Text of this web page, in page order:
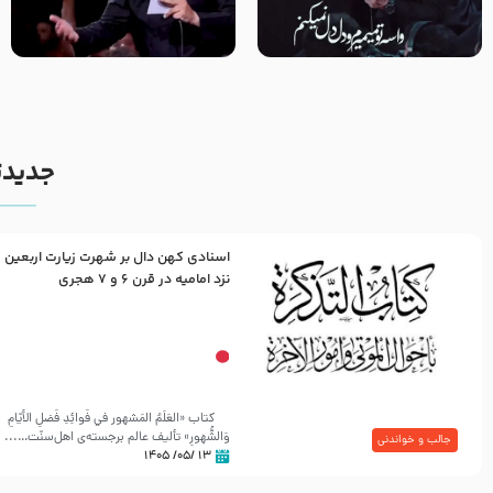
مصداق کربلا – حاج حسین سیب
شور ، حسینا! به‌ حق زهرا «أُنْظُرْ
إِلَینا» – عزاداری شب هفتم ماه
جالب و خواندنی
اسنادی کهن دال بر شهرت زیارت اربعین
نزد امامیه در قرن ۶ و ۷ هجری
کتاب «العَلَمُ المَشهور في فَوائِدِ فَضلِ الأيّامِ
وَالشُّهورِ» تألیف عالم برجسته‌ی اهل‌سنّت…...
۱۳ /۰۵/ ۱۴۰۵